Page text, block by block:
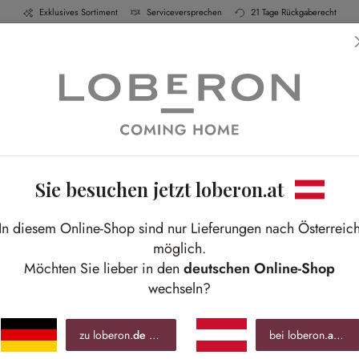
Exklusives Sortiment Serviceversprechen 21 Tage Rückgaberecht
Schlafen Bad
€
inkl.
Sie besuchen jetzt loberon.at
In diesem Online-Shop sind nur Lieferungen nach Österreich
möglich.
Möchten Sie lieber in den deutschen Online-Shop
wechseln?
zu loberon.de bei loberon.at